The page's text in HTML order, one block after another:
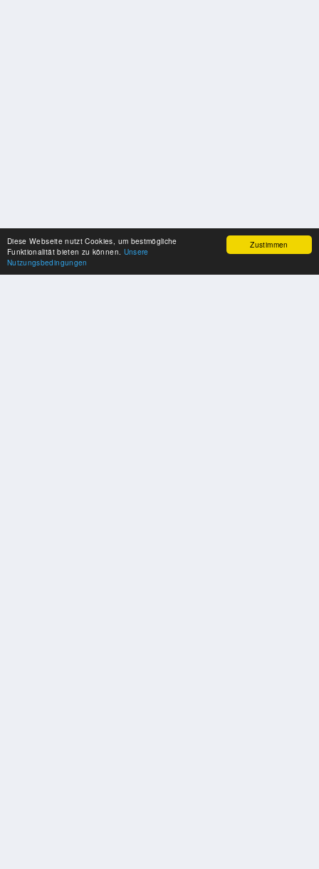
Zustimmen
Diese Webseite nutzt Cookies, um bestmögliche
Funktionalität bieten zu können. Unsere
Nutzungsbedingungen